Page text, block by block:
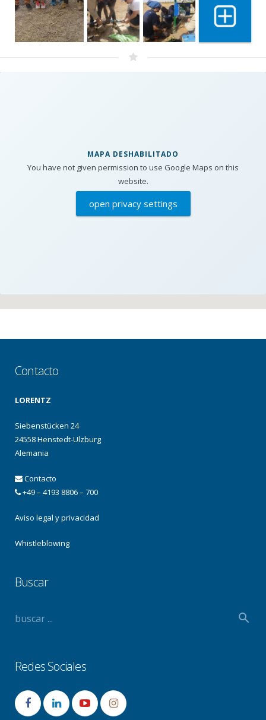
Show 2
MAPA DESHABILITADO
You have not given permission to use Google Maps on this
website.
open privacy settings
Contacto
LORENTZ
Siebenstücken 24
24558 Henstedt-Ulzburg
Alemania
Contacto
+49 – 4193 8806 – 700
Aviso legal y privacidad
Whistleblowing
Buscar
Redes Sociales